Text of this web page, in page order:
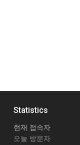
Statistics
현재 접속자
오늘 방문자